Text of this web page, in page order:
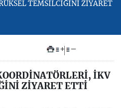
TEMSİLCİĞİNİ ZİYARET
+ –
İKV
ZİYARET ETTİ